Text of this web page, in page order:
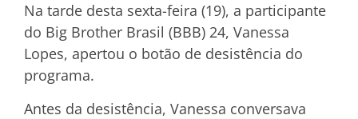
Na tarde desta sexta-feira (19), a participante
do Big Brother Brasil (BBB) 24, Vanessa
Lopes, apertou o botão de desistência do
programa.
Antes da desistência, Vanessa conversava